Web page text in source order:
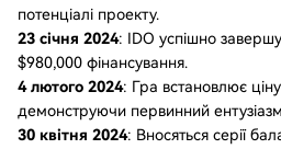
потенціалі проекту.
23 січня 2024: IDO успішно
$980,000 фінансування.
4 лютого 2024: Гра встановлює ціну
демонструючи первинний
30 квітня 2024: Вносяться серії